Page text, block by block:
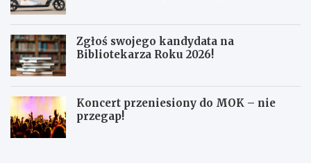
Zgłoś swojego kandydata na
Bibliotekarza Roku 2026!
Koncert przeniesiony do MOK – nie
przegap!
N
B